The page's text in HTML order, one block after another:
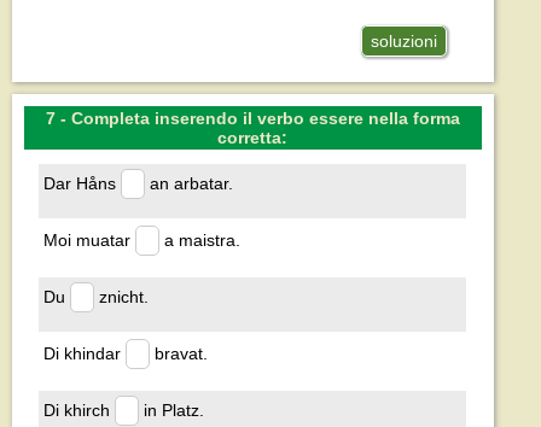
soluzioni
7 - Completa inserendo il verbo essere nella forma
corretta:
Dar Håns an arbatar.
Moi muatar a maistra.
Du znicht.
Di khindar bravat.
Di khirch in Platz.